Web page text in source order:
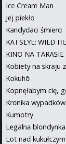
Ice Cream Man
Jej piekło
Kandydaci śmierci
KATSEYE: WILD
KINO NA TARASIE
Kobiety na skraju
Kokuhō
Kopnęłabym cię,
Kronika
Kumotry
Legalna blondynka
Lot nad